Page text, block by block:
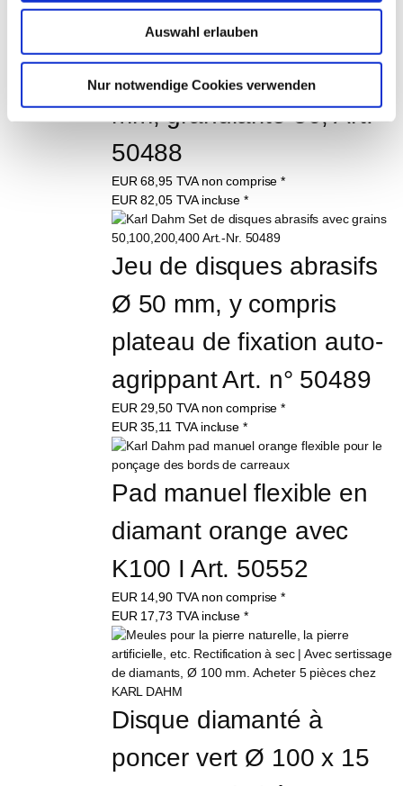
Auswahl erlauben
Nur notwendige Cookies verwenden
Disque à poncer
Powerspeed noir, Ø 100
mm, granularité 50, Art.
50488
EUR68,95 TVA non comprise *
EUR82,05 TVA incluse *
Jeu de disques abrasifs
Ø 50 mm, y compris
plateau de fixation auto-
agrippant Art. n° 50489
EUR 29,50 TVA non comprise *
EUR35,11 TVA incluse *
Pad manuel flexible en
diamant orange avec
K100 I Art. 50552
EUR 14,90 TVA non comprise *
EUR 17,73 TVA incluse *
Disque diamanté à
poncer vert Ø 100 x 15